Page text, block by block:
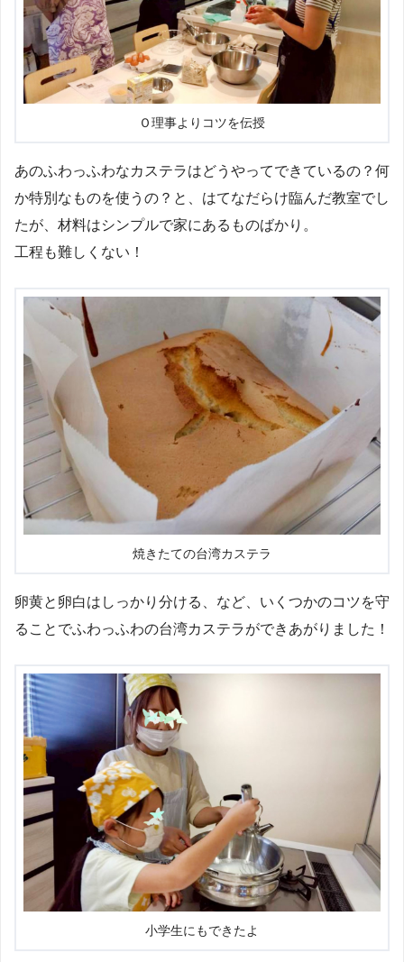
Ｏ理事よりコツを伝授
あのふわっふわなカステラはどうやってできているの？何
か特別なものを使うの？と、はてなだらけ臨んだ教室でし
たが、材料はシンプルで家にあるものばかり。
工程も難しくない！
焼きたての台湾カステラ
卵黄と卵白はしっかり分ける、など、いくつかのコツを守
ることでふわっふわの台湾カステラができあがりました！
小学生にもできたよ